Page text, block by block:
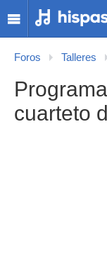
Foros Talleres
cuarteto